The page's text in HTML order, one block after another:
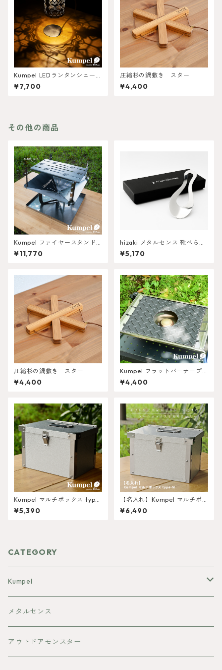
Kumpel LEDランタンシェード
ノルディック柄 スタンドset
¥7,700
圧縮杉の鍋敷き スター
¥4,400
その他の商品
Kumpel ファイヤースタンド
鉄(黒皮) type-L
¥11,770
hizaki メタルセンス 靴べら
「葉っぱA」
¥5,170
圧縮杉の鍋敷き スター
¥4,400
Kumpel フラットバーナープ
レート
¥4,400
Kumpel マルチボックス type
-M
¥5,390
【名入れ】Kumpel マルチボ
ックス type-M
¥6,490
CATEGORY
Kumpel
焚き火台
ランタンシェード
メタルセンス
アウトドアモンスター